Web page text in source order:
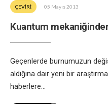
ÇEVİRİ 05 Mayıs 2013
Kuantum
Geçenlerde burnumuzun
aldığına dair yeni bir
haberlere...